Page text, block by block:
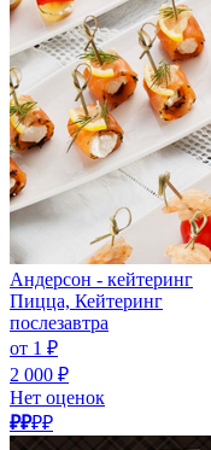
Андерсон - кейтеринг
Пицца, Кейтеринг
послезавтра
от 1 ₽
2 000 ₽
Нет оценок
₽₽₽₽